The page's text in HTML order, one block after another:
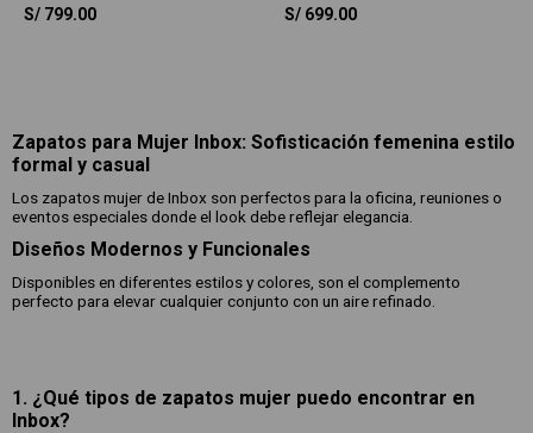
S/ 799.00
S/ 699.00
Zapatos para Mujer Inbox: Sofisticación femenina estilo
formal y casual
Los zapatos mujer de Inbox son perfectos para la oficina, reuniones o
eventos especiales donde el look debe reflejar elegancia.
Diseños Modernos y Funcionales
Disponibles en diferentes estilos y colores, son el complemento
perfecto para elevar cualquier conjunto con un aire refinado.
1. ¿Qué tipos de zapatos mujer puedo encontrar en
Inbox?